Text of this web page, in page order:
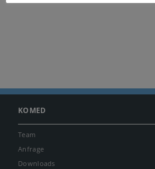
KOMED
Team
Anfrage
Downloads